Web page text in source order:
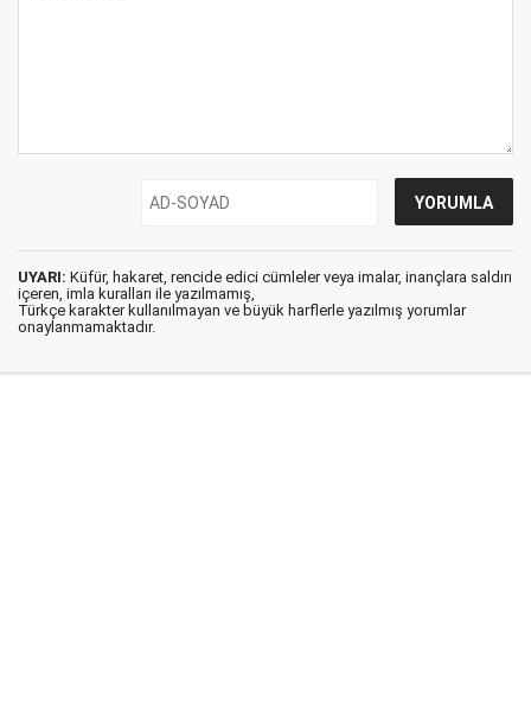
UYARI: Küfür, hakaret, rencide edici cümleler veya imalar, inançlara saldırı
içeren, imla kuralları ile yazılmamış,
Türkçe karakter kullanılmayan ve büyük harflerle yazılmış yorumlar
onaylanmamaktadır.